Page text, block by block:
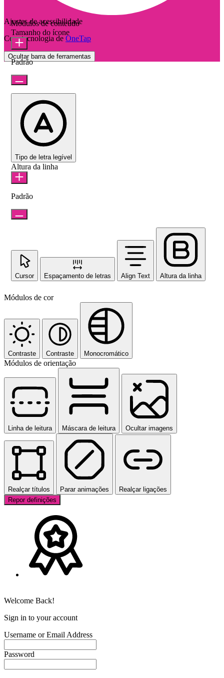
Ajustes de acessibilidade
Com tecnologia de OneTap
Ocultar barra de ferramentas
Módulos de conteúdo
Tamanho do ícone
Padrão
Tipo de letra legível
Altura da linha
Padrão
Cursor Espaçamento de letras Align Text Altura da linha
Módulos de cor
Contraste Contraste Monocromático
Módulos de orientação
Linha de leitura Máscara de leitura Ocultar imagens
Realçar títulos Parar animações
Realçar ligações
Repor definições
Welcome Back!
Sign in to your account
Username or Email Address
Password